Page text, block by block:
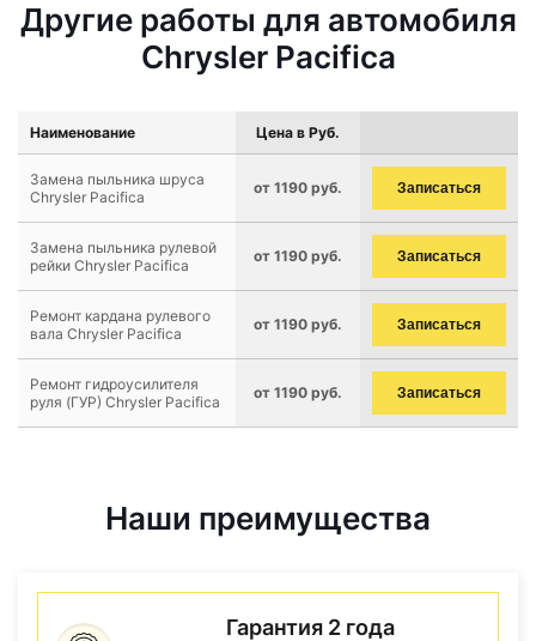
Другие работы для автомобиля
Chrysler Pacifica
Наименование Цена в Руб.
Замена пыльника шруса
Chrysler Pacifica
от 1190 руб. Записаться
Замена пыльника рулевой
рейки Chrysler Pacifica
от 1190 руб. Записаться
Ремонт кардана рулевого
вала Chrysler Pacifica
от 1190 руб. Записаться
Ремонт гидроусилителя
руля (ГУР) Chrysler Pacifica
от 1190 руб. Записаться
Наши преимущества
Гарантия 2 года